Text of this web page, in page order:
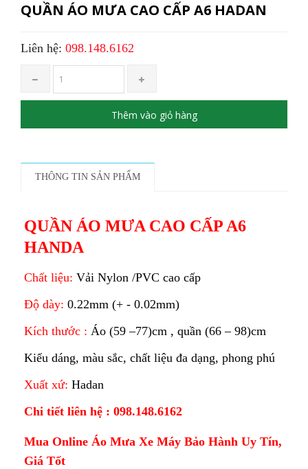
QUẦN ÁO MƯA CAO CẤP A6 HADAN
Liên hệ: 098.148.6162
Thêm vào giỏ hàng
THÔNG TIN SẢN PHẨM
QUẦN ÁO MƯA CAO CẤP A6
HANDA
Chất liệu: Vải Nylon /PVC cao cấp
Độ dày: 0.22mm (+ - 0.02mm)
Kích thước : Áo (59 –77)cm , quần (66 – 98)cm
Kiểu dáng, màu sắc, chất liệu đa dạng, phong phú
Xuất xứ: Hadan
Chi tiết liên hệ : 098.148.6162
Mua Online Áo Mưa Xe Máy Bảo Hành Uy Tín,
Giá Tốt